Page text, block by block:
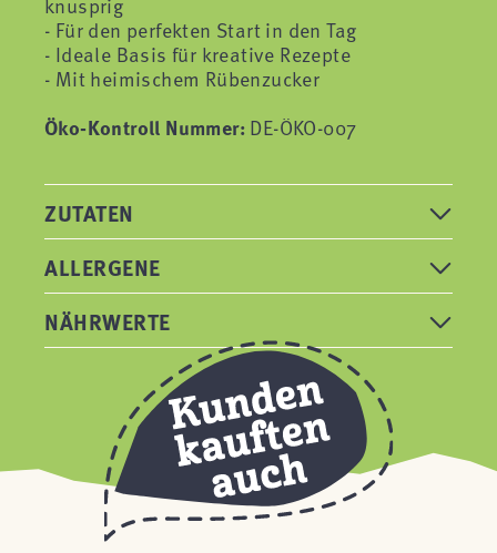
- Für den perfekten Start in den Tag
- Ideale Basis für kreative Rezepte
- Mit heimischem Rübenzucker
Öko-Kontroll Nummer: DE-ÖKO-007
ZUTATEN
ALLERGENE
NÄHRWERTE